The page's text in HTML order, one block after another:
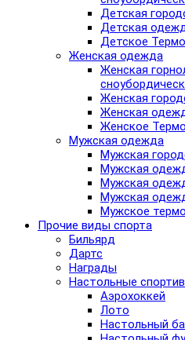
Детская
Детская
Детское
Женская одежда
Женская
Женская
Женская
Женское
Мужская одежда
Мужская
Мужская
Мужская
Мужская
Мужское
Прочие виды спорта
Бильярд
Дартс
Награды
Настольные
Аэрохоккей
Лото
Настольный